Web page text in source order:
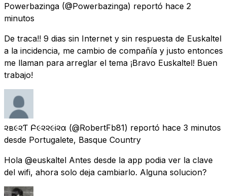
Powerbazinga (@Powerbazinga) reportó hace 2
minutos
De traca!! 9 dias sin Internet y sin respuesta de Euskaltel
a la incidencia, me cambio de compañía y justo entonces
me llaman para arreglar el tema ¡Bravo Euskaltel! Buen
trabajo!
૨ѳв૯૨Ƭѳ Բ૯૨૨૯i૨α (@RobertFb81) reportó hace 3 minutos
desde Portugalete, Basque Country
Hola @euskaltel Antes desde la app podia ver la clave
del wifi, ahora solo deja cambiarlo. Alguna solucion?